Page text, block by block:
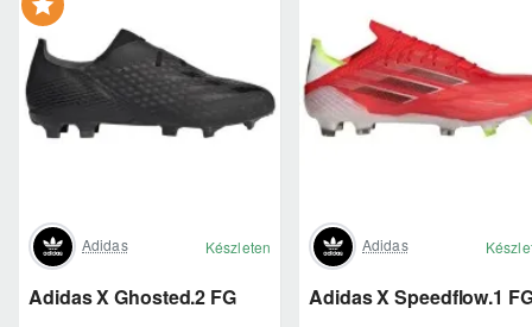
Adidas Készleten
Adidas X Ghosted.2 FG
Adidas
Adidas X Speedflow.1